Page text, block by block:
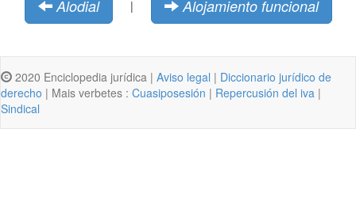
Alodial | Alojamiento funcional
2020 Enciclopedia jurídica | Aviso legal | Diccionario jurídico de
derecho | Mais verbetes : Cuasiposesión | Repercusión del iva |
Sindical